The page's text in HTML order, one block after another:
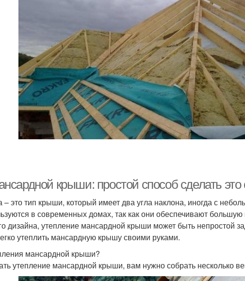
крыши: простой способ сделать
это тип крыши, который имеет два угла наклона, иногда с
в современных домах, так как они обеспечивают
дизайна, утепление мансардной крыши может быть непростой
утеплить мансардную крышу своими руками.
мансардной крыши?
утепление мансардной крыши, вам нужно собрать несколько